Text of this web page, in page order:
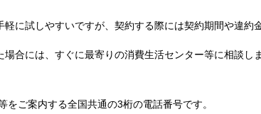
軽に試しやすいですが、契約する際には契約期間や違約
合には、すぐに最寄りの消費生活センター等に相談し
ご案内する全国共通の3桁の電話番号です。